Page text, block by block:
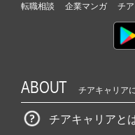
転職相談
企業マンガ チ
ABOUT チアキャリア
チアキャリアと